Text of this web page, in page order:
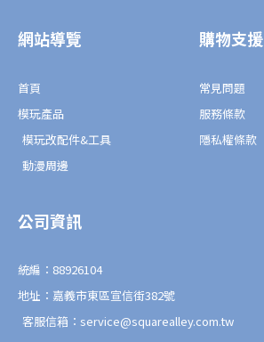
型
武
裝
量
k
-
網站導覽
首頁
模玩產品
模玩改配件&工具
動漫周邊
購物支援
常見問題
服務條款
隱私權條款
公司資訊
統編：88926104
地址：嘉義市東區宣信街382號
客服信箱：service@squarealley.com.tw